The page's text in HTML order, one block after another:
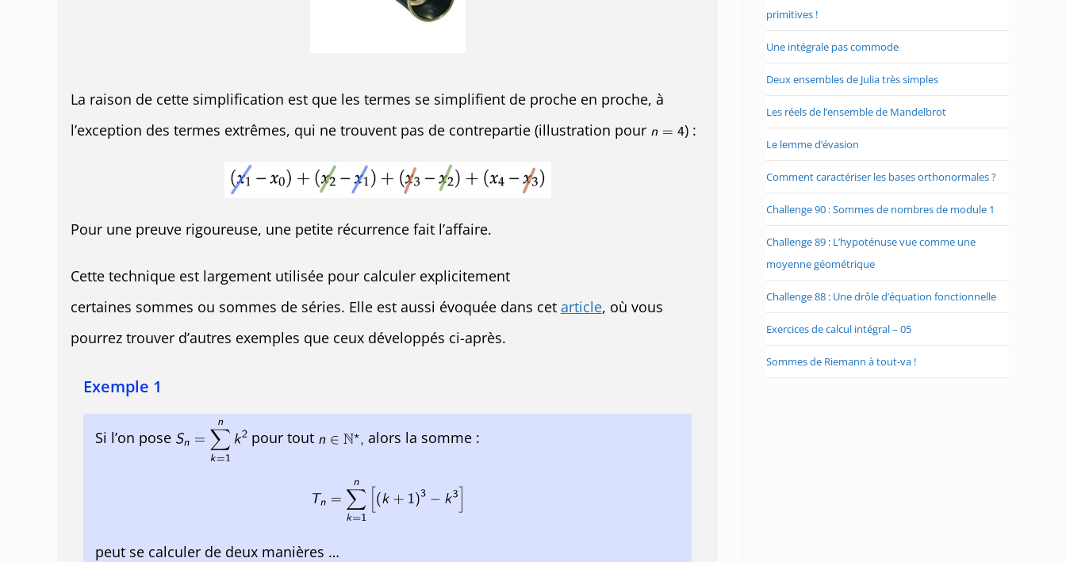
La raison de cette simplification est que les termes se simplifient de proche en proche, à
l’exception des termes extrêmes, qui ne trouvent pas de contrepartie (illustration pour
) :
Pour une preuve rigoureuse, une petite récurrence fait l’affaire.
Cette technique est largement utilisée pour calculer explicitement
certaines sommes ou sommes de séries. Elle est aussi évoquée dans cet article, où vous
pourrez trouver d’autres exemples que ceux développés ci-après.
Exemple 1
Si l’on pose pour tout alors la somme :
peut se calculer de deux manières …
primitives !
Une intégrale pas commode
Deux ensembles de Julia très simples
Les réels de l’ensemble de Mandelbrot
Le lemme d’évasion
Comment caractériser les bases orthonormales ?
Challenge 90 : Sommes de nombres de module 1
Challenge 89 : L’hypoténuse vue comme une
moyenne géométrique
Challenge 88 : Une drôle d’équation fonctionnelle
Exercices de calcul intégral – 05
Sommes de Riemann à tout-va !